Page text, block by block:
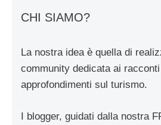
CHI SIAMO?
La nostra idea è quella di
community dedicata ai
approfondimenti sul turismo.
I blogger, guidati dalla nostra